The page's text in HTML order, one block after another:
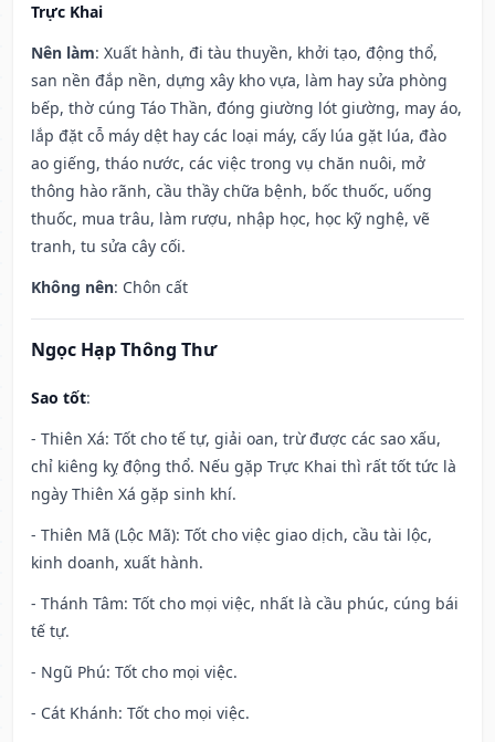
Trực Khai
Nên làm: Xuất hành, đi tàu thuyền, khởi tạo, động thổ,
san nền đắp nền, dựng xây kho vựa, làm hay sửa phòng
bếp, thờ cúng Táo Thần, đóng giường lót giường, may áo,
lắp đặt cỗ máy dệt hay các loại máy, cấy lúa gặt lúa, đào
ao giếng, tháo nước, các việc trong vụ chăn nuôi, mở
thông hào rãnh, cầu thầy chữa bệnh, bốc thuốc, uống
thuốc, mua trâu, làm rượu, nhập học, học kỹ nghệ, vẽ
tranh, tu sửa cây cối.
Không nên: Chôn cất
Ngọc Hạp Thông Thư
Sao tốt:
- Thiên Xá: Tốt cho tế tự, giải oan, trừ được các sao xấu,
chỉ kiêng kỵ động thổ. Nếu gặp Trực Khai thì rất tốt tức là
ngày Thiên Xá gặp sinh khí.
- Thiên Mã (Lộc Mã): Tốt cho việc giao dịch, cầu tài lộc,
kinh doanh, xuất hành.
- Thánh Tâm: Tốt cho mọi việc, nhất là cầu phúc, cúng bái
tế tự.
- Ngũ Phú: Tốt cho mọi việc.
- Cát Khánh: Tốt cho mọi việc.